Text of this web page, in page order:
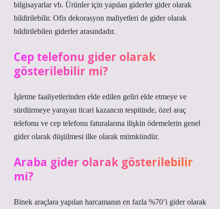
bilgisayarlar vb. Ürünler için yapılan giderler gider olarak
bildirilebilir. Ofis dekorasyon maliyetleri de gider olarak
bildirilebilen giderler arasındadır.
Cep telefonu gider olarak
gösterilebilir mi?
İşletme faaliyetlerinden elde edilen geliri elde etmeye ve
sürdürmeye yarayan ticari kazancın tespitinde, özel araç
telefonu ve cep telefonu faturalarına ilişkin ödemelerin genel
gider olarak düşülmesi ilke olarak mümkündür.
Araba gider olarak gösterilebilir
mi?
Binek araçlara yapılan harcamanın en fazla %70’i gider olarak